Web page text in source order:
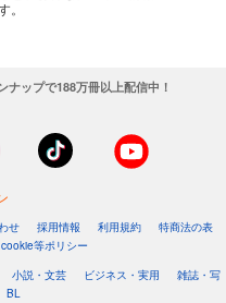
ップで188万冊以上配信中！
せ 採用情報 利用規約
特商法の表
cookie等ポリシー
小説・文芸 ビジネス・実用
雑誌・写
BL